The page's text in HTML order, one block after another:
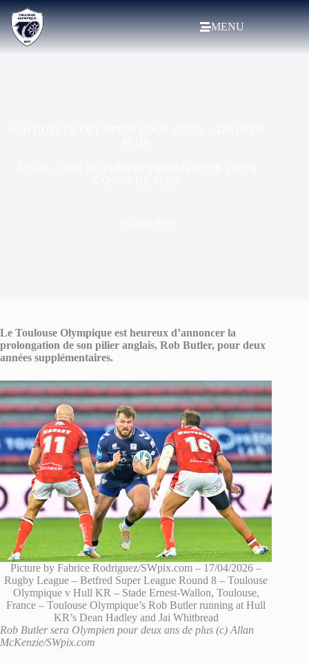
MENU
Le Toulouse Olympique est heureux d’annoncer la
prolongation de son pilier anglais, Rob Butler, pour deux
années supplémentaires.
Picture by Fabrice Rodriguez/SWpix.com – 17/04/2026 –
Rugby League – Betfred Super League Round 8 – Toulouse
Olympique v Hull KR – Stade Ernest-Wallon, Toulouse,
France – Toulouse Olympique’s Rob Butler running at Hull
KR’s Dean Hadley and Jai Whitbread
Rob Butler sera Olympien pour deux ans de plus (c) Allan
McKenzie/SWpix.com